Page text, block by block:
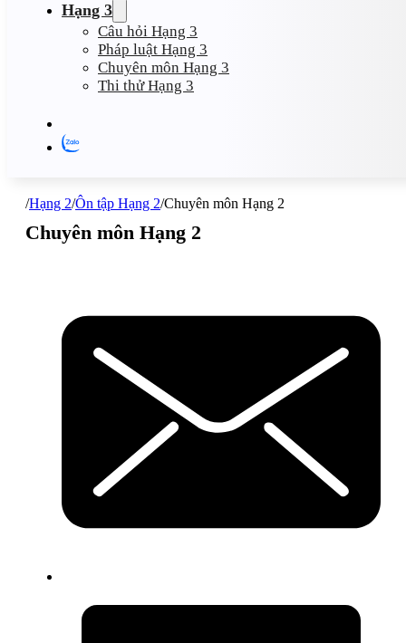
Hạng 3
Câu hỏi Hạng 3
Pháp luật Hạng 3
Chuyên môn Hạng 3
Thi thử Hạng 3
/Hạng 2/Ôn tập Hạng 2/Chuyên môn Hạng 2
Chuyên môn Hạng 2